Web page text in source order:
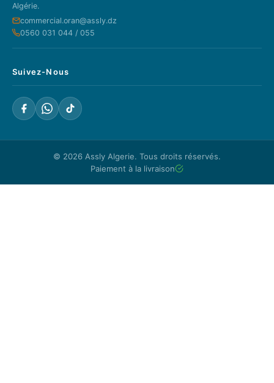
Algérie.
commercial.oran@assly.dz
0560 031 044 / 055
Suivez-Nous
© 2026 Assly Algerie. Tous droits réservés.
Paiement à la livraison